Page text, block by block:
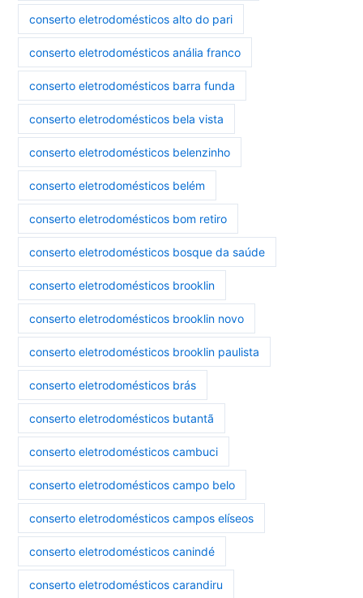
conserto eletrodomésticos alto do pari
conserto eletrodomésticos anália franco
conserto eletrodomésticos barra funda
conserto eletrodomésticos bela vista
conserto eletrodomésticos belenzinho
conserto eletrodomésticos belém
conserto eletrodomésticos bom retiro
conserto eletrodomésticos bosque da saúde
conserto eletrodomésticos brooklin
conserto eletrodomésticos brooklin novo
conserto eletrodomésticos brooklin paulista
conserto eletrodomésticos brás
conserto eletrodomésticos butantã
conserto eletrodomésticos cambuci
conserto eletrodomésticos campo belo
conserto eletrodomésticos campos elíseos
conserto eletrodomésticos canindé
conserto eletrodomésticos carandiru